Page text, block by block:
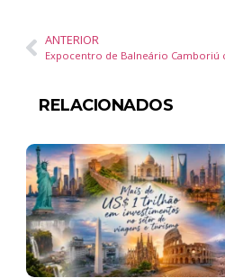
ANTERIOR
RELACIONADOS